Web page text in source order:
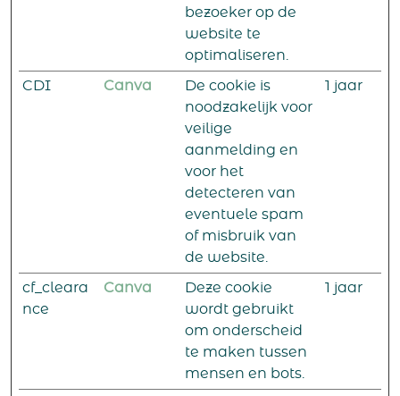
bezoeker op de
website te
optimaliseren.
CDI Canva
De cookie is
noodzakelijk voor
veilige
aanmelding en
voor het
detecteren van
eventuele spam
of misbruik van
de website.
1 jaar
cf_cleara
nce
Canva
Deze cookie
wordt gebruikt
om onderscheid
te maken tussen
mensen en bots.
1 jaar